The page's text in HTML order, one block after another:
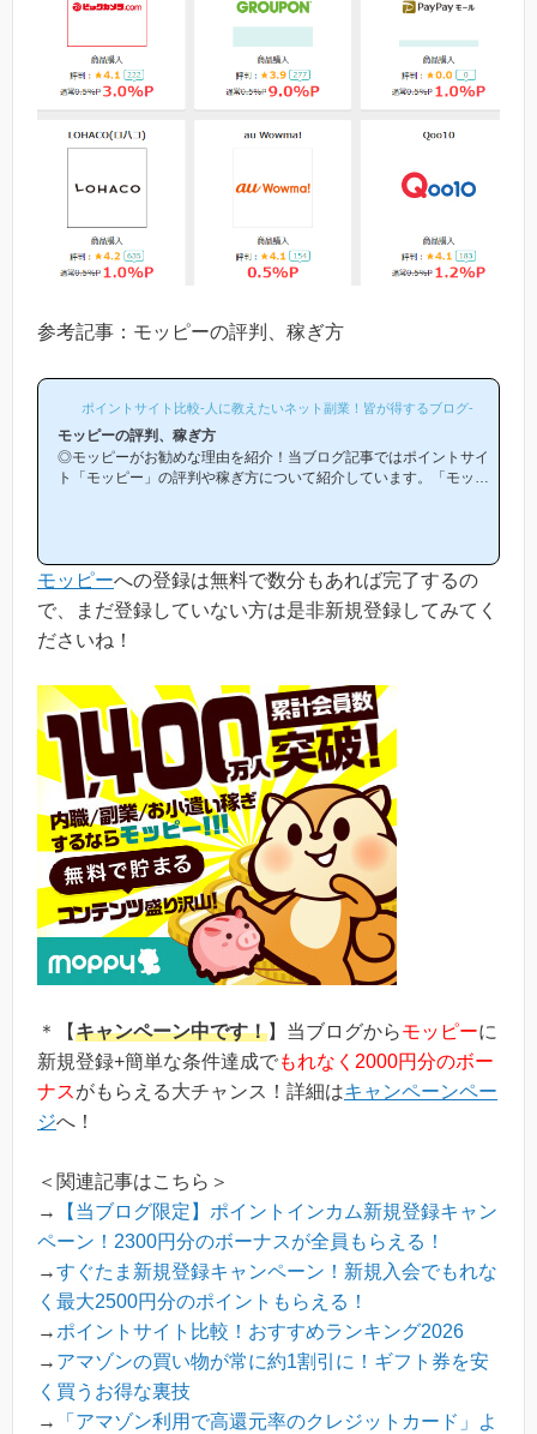
参考記事：モッピーの評判、稼ぎ方
ポイントサイト比較-人に教えたいネット副業！皆が得するブログ-
モッピーの評判、稼ぎ方
◎モッピーがお勧めな理由を紹介！当ブログ記事ではポイントサイ
ト「モッピー」の評判や稼ぎ方について紹介しています。「モッピ
サイトに新規登録された方は1万人以上もおられます！)モッピーは
初心者の方でも稼ぎやすく、当ブログでもおすすめ第1位のポイン
トサイトです！当ペ...
モッピーへの登録は無料で数分もあれば完了するの
で、まだ登録していない方は是非新規登録してみてく
ださいね！
＊【キャンペーン中です！】当ブログからモッピーに
新規登録+簡単な条件達成でもれなく2000円分のボー
ナスがもらえる大チャンス！詳細はキャンペーンペー
ジへ！
＜関連記事はこちら＞
→
【当ブログ限定】ポイントインカム新規登録キャン
ペーン！2300円分のボーナスが全員もらえる！
→すぐたま新規登録キャンペーン！新規入会でもれな
く最大2500円分のポイントもらえる！
→ポイントサイト比較！おすすめランキング2026
→ アマゾンの買い物が常に約1割引に！ギフト券を安
く買うお得な裏技
→
「アマゾン利用で高還元率のクレジットカード」よ